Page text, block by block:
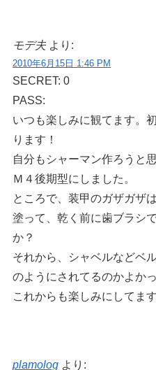
モデ夫 より:
2010年6月15日 1:46 PM
SECRET: 0
PASS:
いつも楽しみに観てます。
ります！
自分もシャーマン作ろうと
Ｍ４後期型にしました。
ところで、装甲のガザガザ
塗って、乾く前に歯ブラシ
か？
それから、シャベルなどベ
のようにされてるのかよか
これからも楽しみにしてま
plamolog より: